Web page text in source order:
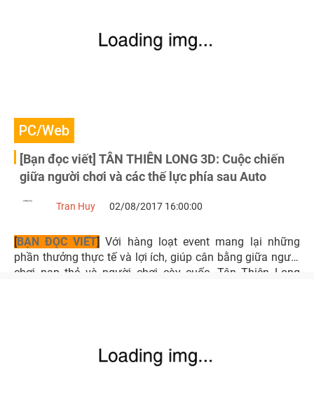
PC/Web
[Bạn đọc viết] TÂN THIÊN LONG 3D: Cuộc chiến
giữa người chơi và các thế lực phía sau Auto
Tran Huy 02/08/2017 16:00:00
[BẠN ĐỌC VIẾT] Với hàng loạt event mang lại những
phần thưởng thực tế và lợi ích, giúp cân bằng giữa người
chơi nạp thẻ và người chơi cày cuốc, Tân Thiên Long